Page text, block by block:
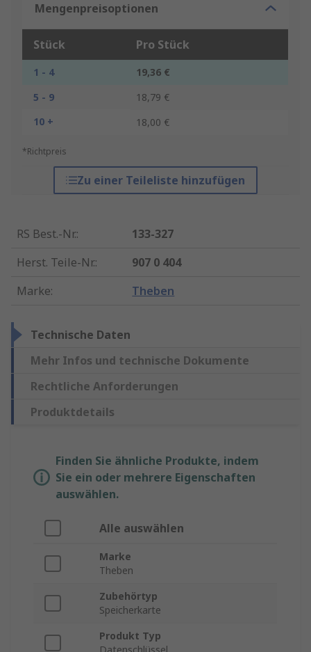
Mengenpreisoptionen
Stück Pro Stück
1 - 4
19,36 €
5 - 9
18,79 €
10 +
18,00 €
*Richtpreis
Zu einer Teileliste hinzufügen
RS Best.-Nr.:
133-327
Herst. Teile-Nr.:
907 0 404
Marke: Theben
Technische Daten
Mehr Infos und technische Dokumente
Rechtliche Anforderungen
Produktdetails
Finden Sie ähnliche Produkte, indem
Sie ein oder mehrere Eigenschaften
auswählen.
Alle auswählen
Marke
Theben
Zubehörtyp
Speicherkarte
Produkt Typ